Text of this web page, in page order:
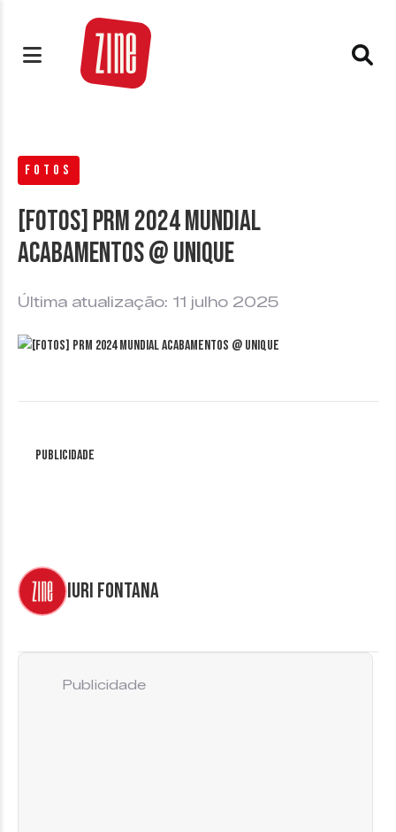
FOTOS
[FOTOS] PRM 2024 Mundial
Acabamentos @ Unique
Última atualização: 11 julho 2025
Publicidade
Iuri Fontana
Publicidade